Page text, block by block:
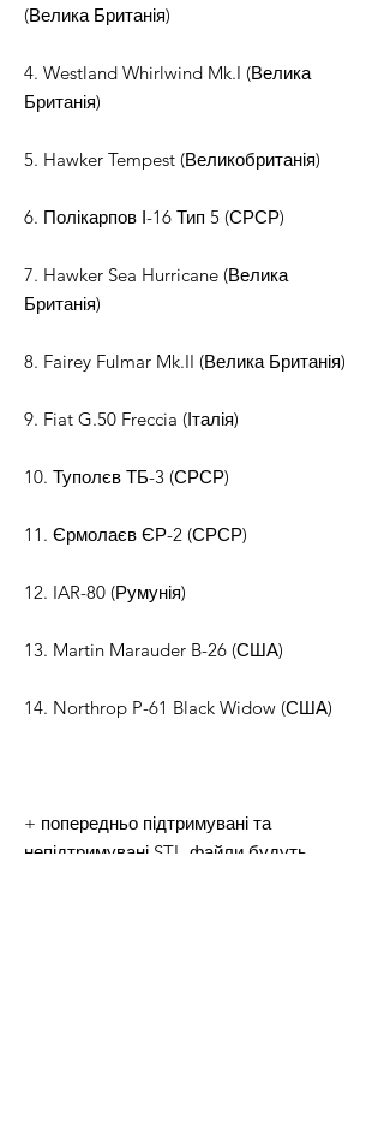
(Велика Британія)
4. Westland Whirlwind Mk.I (Велика
Британія)
5. Hawker Tempest (Великобританія)
6. Полікарпов І-16 Тип 5 (СРСР)
7. Hawker Sea Hurricane (Велика
Британія)
8. Fairey Fulmar Mk.II (Велика Британія)
9. Fiat G.50 Freccia (Італія)
10. Туполєв ТБ-3 (СРСР)
11. Єрмолаєв ЄР-2 (СРСР)
12. IAR-80 (Румунія)
13. Martin Marauder B-26 (США)
14. Northrop P-61 Black Widow (США)
+ попередньо підтримувані та
непідтримувані STL-файли будуть